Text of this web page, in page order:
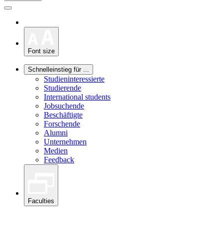
Font size
Schnelleinstieg für ...
Studieninteressierte
Studierende
International students
Jobsuchende
Beschäftigte
Forschende
Alumni
Unternehmen
Medien
Feedback
Faculties